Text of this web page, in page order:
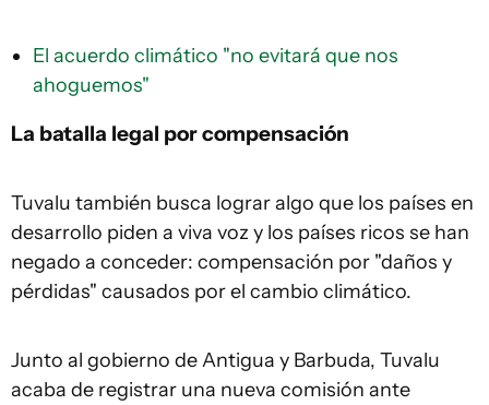
El acuerdo climático "no evitará que nos
ahoguemos"
La batalla legal por compensación
Tuvalu también busca lograr algo que los países en
desarrollo piden a viva voz y los países ricos se han
negado a conceder: compensación por "daños y
pérdidas" causados por el cambio climático.
Junto al gobierno de Antigua y Barbuda, Tuvalu
acaba de registrar una nueva comisión ante